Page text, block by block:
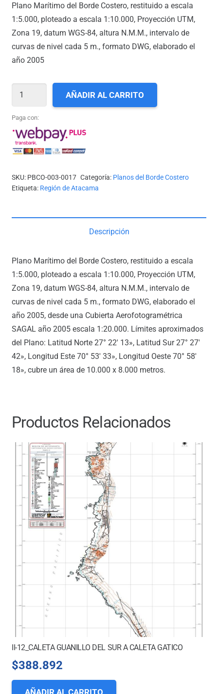
Plano Marítimo del Borde Costero, restituido a escala
1:5.000, ploteado a escala 1:10.000, Proyección UTM,
Zona 19, datum WGS-84, altura N.M.M., intervalo de
curvas de nivel cada 5 m., formato DWG, elaborado el
año 2005
DALLAS
A
PUNTA
VERDE
AÑADIR AL CARRITO
Paga con:
SKU: PBCO-003-0017 Categoría: Planos del Borde Costero
Etiqueta: Región de Atacama
Descripción
Plano Marítimo del Borde Costero, restituido a escala
1:5.000, ploteado a escala 1:10.000, Proyección UTM,
Zona 19, datum WGS-84, altura N.M.M., intervalo de
curvas de nivel cada 5 m., formato DWG, elaborado el
año 2005, desde una Cubierta Aerofotogramétrica
SAGAL año 2005 escala 1:20.000. Límites aproximados
del Plano: Latitud Norte 27° 22′ 13», Latitud Sur 27° 27′
42», Longitud Este 70° 53′ 33», Longitud Oeste 70° 58′
18», cubre un área de 10.000 x 8.000 metros.
Productos Relacionados
II-12_CALETA GUANILLO DEL SUR A CALETA GATICO
$388.892